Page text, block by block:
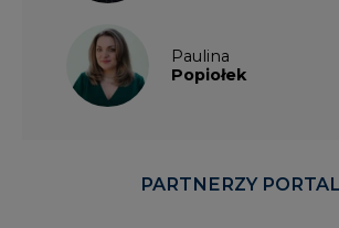
Paulina
Popiołek
PARTNERZY